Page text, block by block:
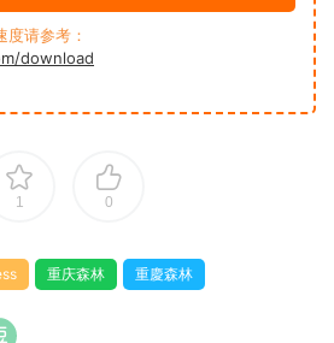
请参考：
download
1 0
重庆森林 重慶森林